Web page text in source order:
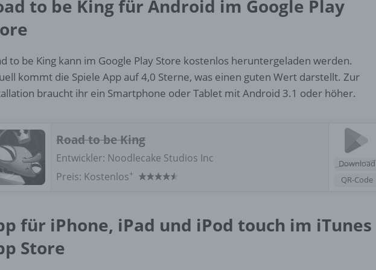
to be King für Android im Google Play
to be King kann im Google Play Store kostenlos heruntergeladen werden.
kommt die Spiele App auf 4,0 Sterne, was einen guten Wert darstellt. Zur
braucht ihr ein Smartphone oder Tablet mit Android 3.1 oder höher.
Download
QR-Code
Road to be King
Entwickler: Noodlecake Studios Inc
Preis: Kostenlos+
für iPhone, iPad und iPod touch im iTunes
Store
Einschränkung der Verarbeitung ist die Markierung gespeicherter
einzuschränken.
e) Profiling
personenbezogener Daten, die darin besteht, dass diese
personenbezogenen Daten verwendet werden, um bestimmte
persönliche Aspekte, die sich auf eine natürliche Person beziehen,
zu bewerten, insbesondere, um Aspekte bezüglich Arbeitsleistung,
wirtschaftlicher Lage, Gesundheit, persönlicher Vorlieben, Interessen,
f) Pseudonymisierung